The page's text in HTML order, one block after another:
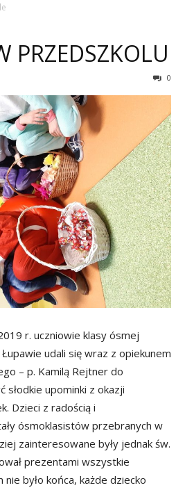
PRZEDSZKOLU
0
r. uczniowie klasy ósmej
udali się wraz z opiekunem
– p. Kamilą Rejtner do
słodkie upominki z okazji
Dzieci z radością i
ósmoklasistów przebranych w
zainteresowane były jednak św.
prezentami wszystkie
było końca, każde dziecko